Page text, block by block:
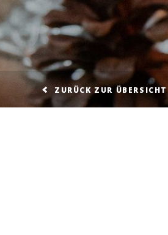
ZURÜCK ZUR ÜBERSICHT